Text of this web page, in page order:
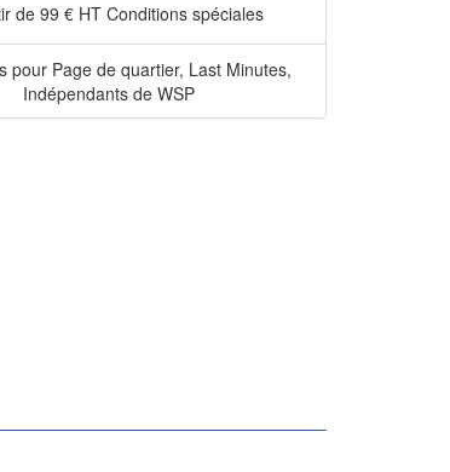
de 99 € HT Conditions spéciales
pour Page de quartier, Last Minutes,
Indépendants de WSP